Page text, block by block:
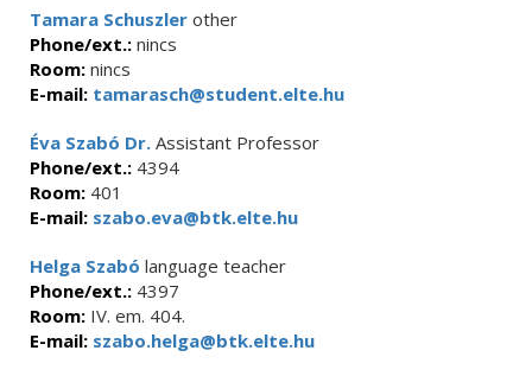
Tamara Schuszler other
Phone/ext.: nincs
Room: nincs
E-mail: tamarasch@student.elte.hu
Éva Szabó Dr. Assistant Professor
Phone/ext.: 4394
Room: 401
E-mail: szabo.eva@btk.elte.hu
Helga Szabó language teacher
Phone/ext.: 4397
Room: IV. em. 404.
E-mail: szabo.helga@btk.elte.hu